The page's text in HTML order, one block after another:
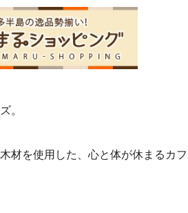
。
材を使用した、心と体が休まるカフ